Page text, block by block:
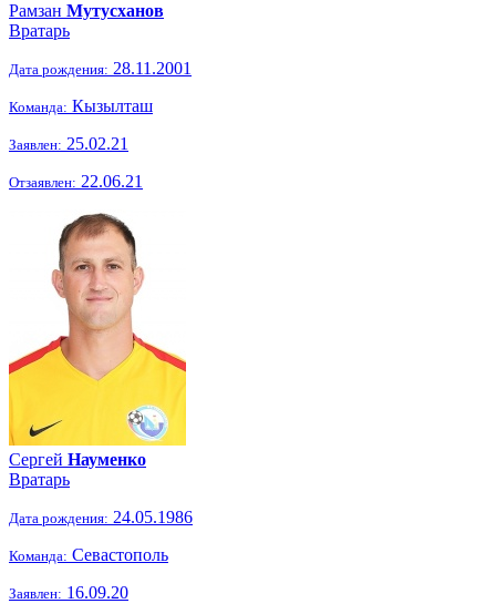
Рамзан Мутусханов
Вратарь
Дата рождения: 28.11.2001
Команда: Кызылташ
Заявлен: 25.02.21
Отзаявлен: 22.06.21
Сергей Науменко
Вратарь
Дата рождения: 24.05.1986
Команда: Севастополь
Заявлен: 16.09.20